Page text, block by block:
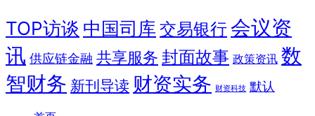
TOP访谈 中国司库 交易银行会议资
讯 供应链金融 共享服务 封面故事 政策资讯 数
智财务 新刊导读 财资实务 财资科技 默认